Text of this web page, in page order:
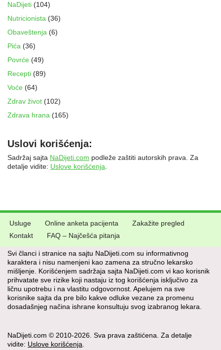
NaDijeti (104)
Nutricionista (36)
Obaveštenja (6)
Pića (36)
Povrće (49)
Recepti (89)
Voće (64)
Zdrav život (102)
Zdrava hrana (165)
Uslovi korišćenja:
Sadržaj sajta NaDijeti.com podleže zaštiti autorskih prava. Za
detalje vidite: Uslove korišćenja.
Usluge Online anketa pacijenta
Zakažite pregled
Kontakt
FAQ – Najčešća pitanja
Svi članci i stranice na sajtu NaDijeti.com su informativnog
karaktera i nisu namenjeni kao zamena za stručno lekarsko
mišljenje. Korišćenjem sadržaja sajta NaDijeti.com vi kao korisnik
prihvatate sve rizike koji nastaju iz tog korišćenja isključivo za
ličnu upotrebu i na vlastitu odgovornost. Apelujem na sve
korisnike sajta da pre bilo kakve odluke vezane za promenu
dosadašnjeg načina ishrane konsultuju svog izabranog lekara.
NaDijeti.com © 2010-2026. Sva prava zaštićena. Za detalje
vidite: Uslove korišćenja.